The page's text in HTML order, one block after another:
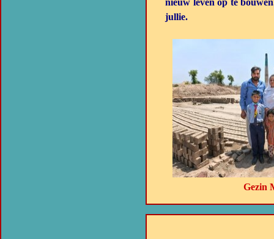
jullie.
Gezin Masih